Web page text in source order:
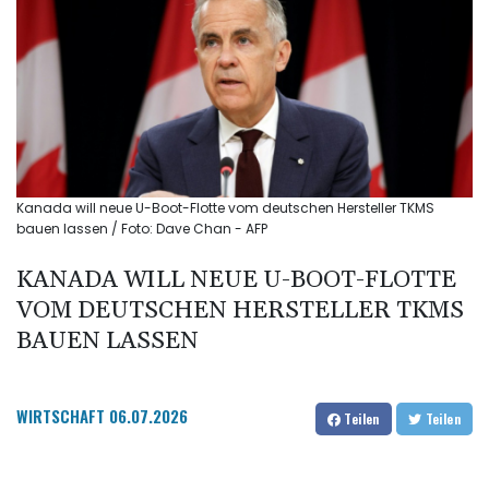
Kanada will neue U-Boot-Flotte vom deutschen Hersteller TKMS
bauen lassen / Foto: Dave Chan - AFP
KANADA WILL NEUE U-BOOT-FLOTTE
VOM DEUTSCHEN HERSTELLER TKMS
BAUEN LASSEN
WIRTSCHAFT 06.07.2026 Teilen Teilen